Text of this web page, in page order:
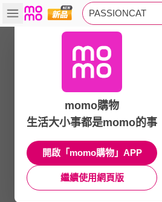
PASSIONCAT
momo購物
生活大小事都是momo的事
開啟「momo購物」APP
繼續使用網頁版